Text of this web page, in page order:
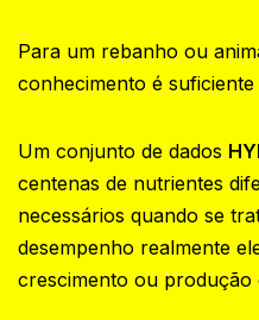
Para um rebanho ou
conhecimento é
Um conjunto de dados
centenas de nutrientes
necessários quando se
desempenho realmente
crescimento ou produção